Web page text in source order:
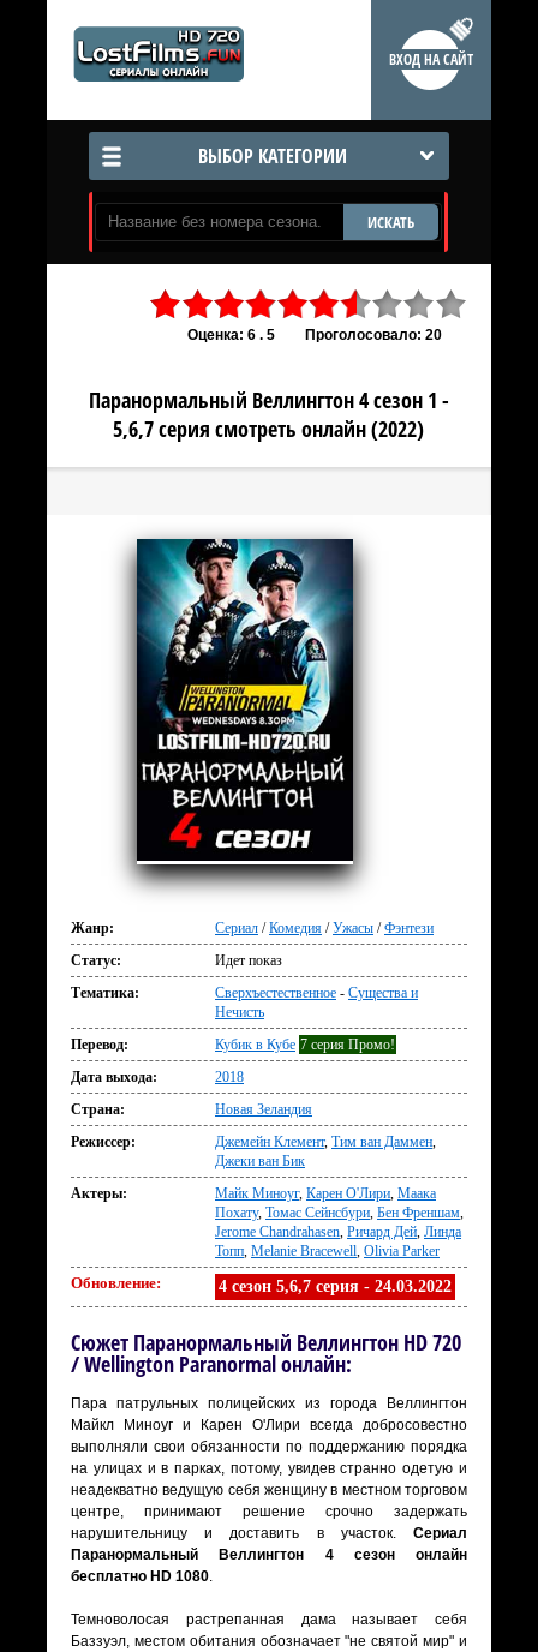
ВХОД НА САЙТ
ВЫБОР КАТЕГОРИИ
ИСКАТЬ
Оценка: 6 . 5 Проголосовало: 20
Паранормальный Веллингтон 4 сезон 1 -
5,6,7 серия смотреть онлайн (2022)
Жанр: Сериал /Комедия /Ужасы /Фэнтези
Статус:
Идет показ
Тематика:
Сверхъестественное - Существа и
Нечисть
Перевод:
Кубик в Кубе 7 серия Промо!
Дата выхода:
2018
Страна:
Новая Зеландия
Режиссер:
Джемейн Клемент, Тим ван Даммен,
Джеки ван Бик
Актеры:
Майк Миноуг, Карен О'Лири, Маака
Похату, Томас Сейнсбури, Бен Френшам,
Jerome Chandrahasen, Ричард Дей, Линда
Топп, Melanie Bracewell, Olivia Parker
Обновление: 4 сезон 5,6,7 серия - 24.03.2022
Сюжет Паранормальный Веллингтон HD 720
/ Wellington Paranormal онлайн:
Пара патрульных полицейских из города Веллингтон
Майкл Миноуг и Карен О'Лири всегда добросовестно
выполняли свои обязанности по поддержанию порядка
на улицах и в парках, потому, увидев странно одетую и
неадекватно ведущую себя женщину в местном торговом
центре, принимают решение срочно задержать
нарушительницу и доставить в участок. Сериал
Паранормальный Веллингтон 4 сезон онлайн
бесплатно HD 1080.
Темноволосая растрепанная дама называет себя
Баззуэл, местом обитания обозначает "не святой мир" и